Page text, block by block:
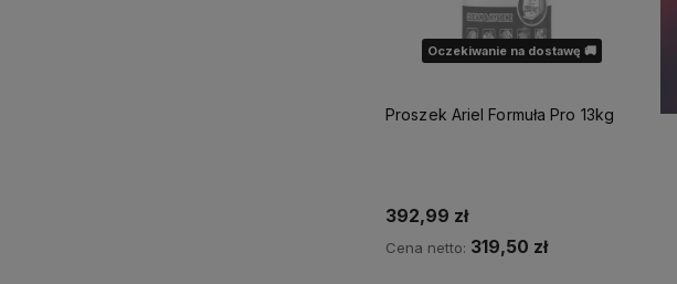
Oczekiwanie na dostawę 🚚
Proszek Ariel Formuła Pro 13kg
392,99 zł
Cena netto: 319,50 zł